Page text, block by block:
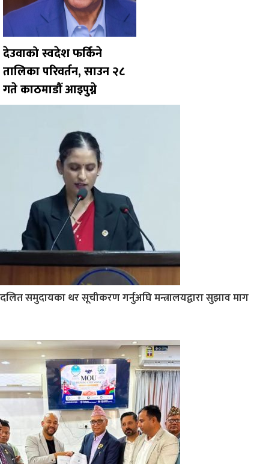
देउवाको स्वदेश फर्किने
तालिका परिवर्तन, साउन २८
गते काठमाडौं आइपुग्ने
दलित समुदायका थर सूचीकरण गर्नुअघि मन्त्रालयद्वारा सुझाव माग